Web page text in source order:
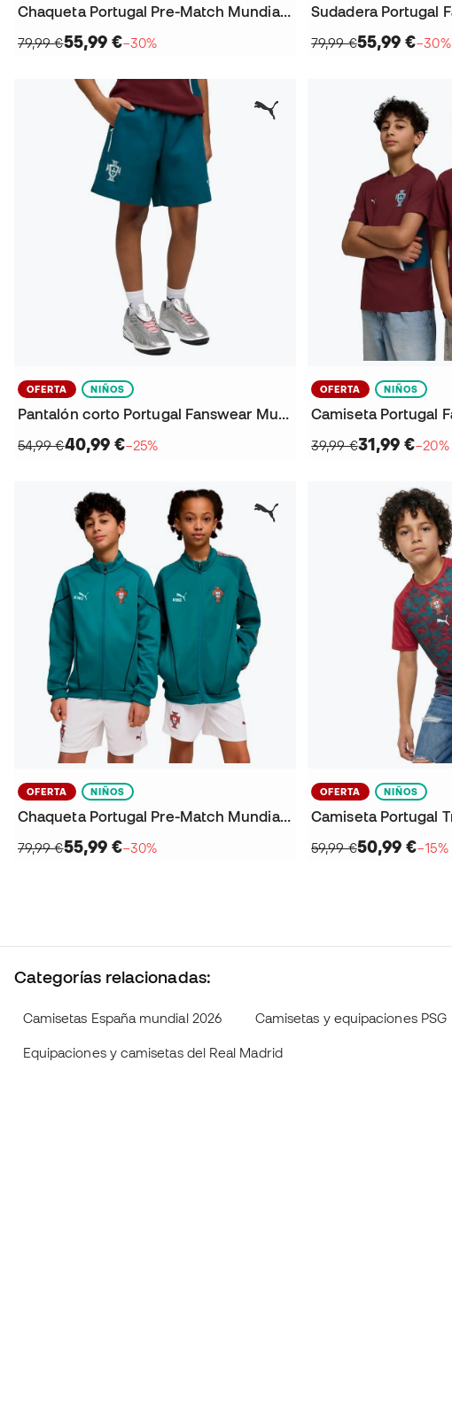
Chaqueta Portugal Pre-Match Mundial 2026 Niño
79,99 €55,99 €−30%
79,99 €55,99 €−30%
OFERTA NIÑOS
Pantalón corto Portugal Fanswear Mundial 2026 Niño
54,99 €40,99 €−25%
OFERTA NIÑOS
39,99 €31,99 €−20%
OFERTA NIÑOS
Chaqueta Portugal Pre-Match Mundial 2026 Niño
79,99 €55,99 €−30%
OFERTA NIÑOS
59,99 €50,99 €−15%
Categorías relacionadas:
Camisetas España mundial 2026 Camisetas y equipaciones PSG
Equipaciones y camisetas del Real Madrid